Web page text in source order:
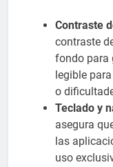
Contraste
contraste
fondo para
legible
o
Teclado y
asegura
las
uso